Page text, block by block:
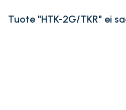
Tuote "HTK-2G/TKR" ei